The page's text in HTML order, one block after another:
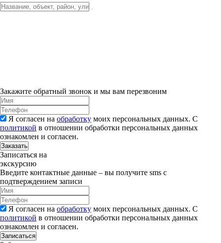
Закажите обратный звонок и мы вам перезвоним
Я согласен на обработку моих персональных данных. С
политикой в отношении обработки персональных данных
ознакомлен и согласен.
Заказать
Записаться на
экскурсию
Введите контактные данные – вы получите sms с
подтверждением записи
Я согласен на обработку моих персональных данных. С
политикой в отношении обработки персональных данных
ознакомлен и согласен.
Записаться